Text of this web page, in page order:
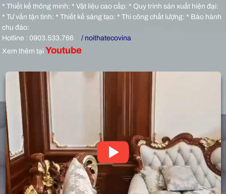
* Thiết kế thông minh: * Vật liệu cao cấp: * Quy trình sản xuất hiện đại:
* Tư vấn tận tình: * Thiết kế sáng tạo: * Thi công chất lượng: * Bảo hành
chu đáo:
Hotline : 0903.533.766
/ noithatecovina
Xem thêm tại Youtube